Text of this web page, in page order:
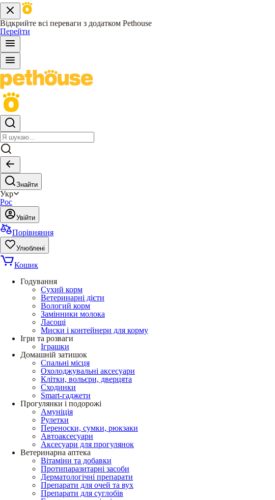
Відкрийте всі переваги з додатком Pethouse
Перейти
Знайти
Укр
Рос
Увійти
Порівняння
Улюблені
Кошик
Годування
Сухий корм
Ветеринарні дієти
Вологий корм
Замінники молока
Ласощі
Миски і контейнери для корму
Ігри та розваги
Іграшки
Домашній затишок
Спальні місця
Охолоджувальні аксесуари
Клітки, вольєри, дверцята
Сходинки
Smart-гаджети
Прогулянки і подорожі
Амуніція
Рулетки
Переноски, сумки, рюкзаки
Автоаксесуари
Аксесуари для прогулянок
Ветеринарна аптека
Вітаміни та добавки
Протипаразитарні засоби
Дерматологічні препарати
Препарати для очей та вух
Препарати для суглобів